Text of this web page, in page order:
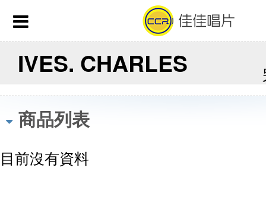
IVES. CHARLES
商品列表
目前沒有資料